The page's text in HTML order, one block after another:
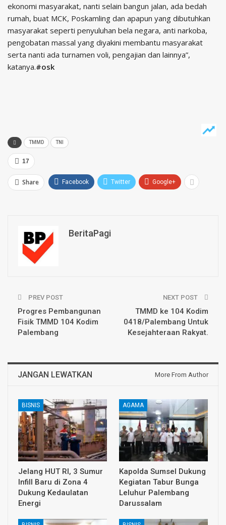
ekonomi masyarakat, nanti selain bangun jalan, ada bedah
rumah, buat MCK, Poskamling dan apapun yang dibutuhkan
masyarakat seperti penyuluhan bela negara, anti narkoba,
pengobatan massal yang diyakini membantu masyarakat
serta nanti ada turnamen voli, pengajian dan lainnya”,
katanya.#osk
TMMD TNI
17
Share Facebook Twitter Google+
BeritaPagi
PREV POST
Progres Pembangunan
Fisik TMMD 104 Kodim
Palembang
NEXT POST
TMMD ke 104 Kodim
0418/Palembang Untuk
Kesejahteraan Rakyat.
JANGAN LEWATKAN More From Author
BISNIS
Jelang HUT RI, 3 Sumur
Infill Baru di Zona 4
Dukung Kedaulatan
Energi
AGAMA
Kapolda Sumsel Dukung
Kegiatan Tabur Bunga
Leluhur Palembang
Darussalam